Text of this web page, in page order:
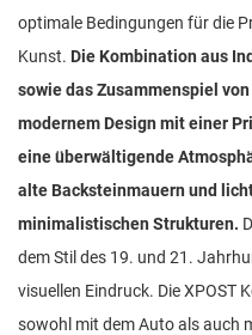
optimale Bedingungen für die
Kunst. Die Kombination aus
sowie das Zusammenspiel
modernem Design mit einer
eine überwältigende
alte Backsteinmauern und
minimalistischen Strukturen.
dem Stil des 19. und 21.
visuellen Eindruck. Die XPOST
sowohl mit dem Auto als auch